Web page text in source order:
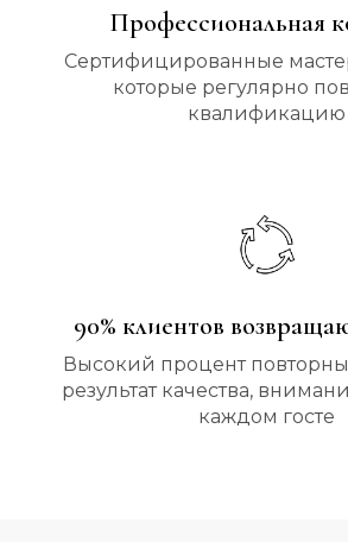
Профессиональная
Сертифицированные
которые регулярно
квалификацию
90% клиентов
Высокий процент
результат качества,
каждом госте